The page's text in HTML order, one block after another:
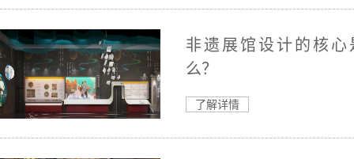
非遗展馆设计的核心
么？
了解详情